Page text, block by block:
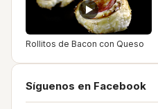
Rollitos de Bacon con Queso
Síguenos en Facebook